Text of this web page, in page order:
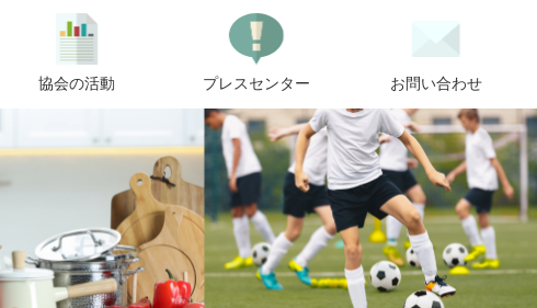
協会の活動 プレスセンター お問い合わせ